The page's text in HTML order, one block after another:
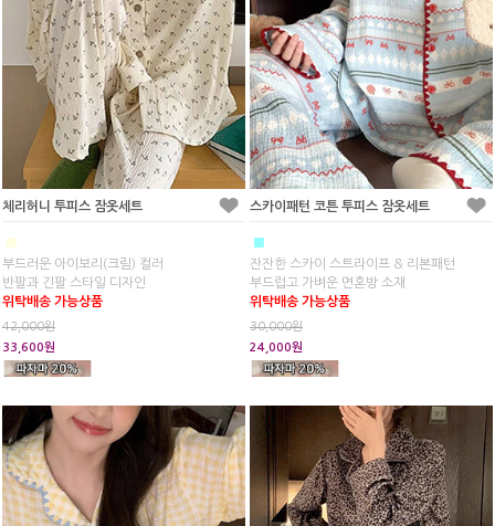
체리허니 투피스 잠옷세트
부드러운 아이보리(크림) 컬러
반팔과 긴팔 스타일 디자인
위탁배송 가능상품
42,000원
33,600원
스카이패턴 코튼 투피스 잠옷세트
잔잔한 스카이 스트라이프 & 리본패턴
부드럽고 가벼운 면혼방 소재
위탁배송 가능상품
30,000원
24,000원